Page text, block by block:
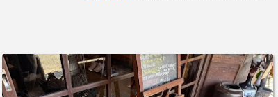
との相性が抜群でした。全体的に大満足で、ぜひ
また伺いたいと思います。お蕎麦が好きな方には
ぜひおすすめしたいお店です。